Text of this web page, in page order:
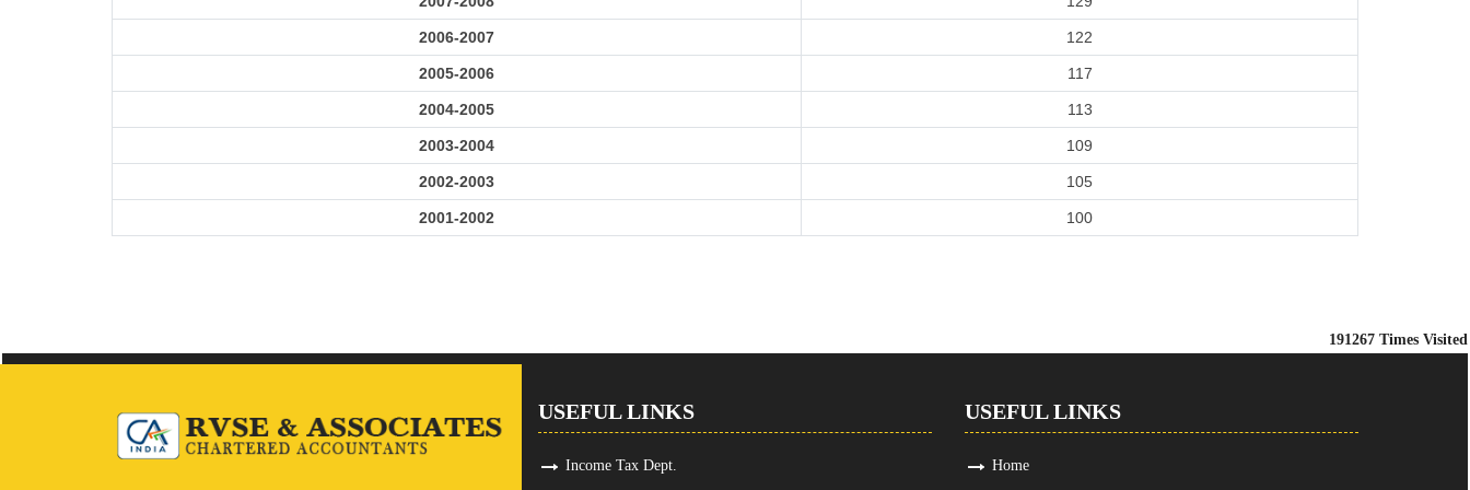
2006-2007 122
2005-2006 117
2004-2005 113
2003-2004 109
2002-2003 105
2001-2002 100
191267 Times Visited
USEFUL LINKS
Income Tax Dept.
USEFUL LINKS
Home